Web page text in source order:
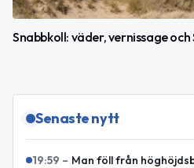
Snabbkoll: väder, vernissage
Senaste nytt
19:59 – Man föll från